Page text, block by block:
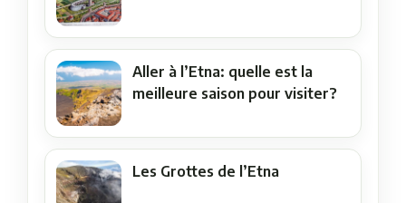
Aller à l’Etna: quelle est la
meilleure saison pour visiter?
Les Grottes de l’Etna